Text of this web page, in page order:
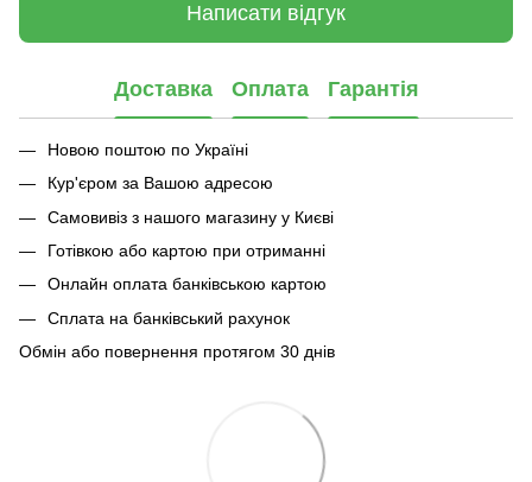
Написати відгук
Доставка Оплата Гарантія
Новою поштою по Україні
Кур'єром за Вашою адресою
Самовивіз з нашого магазину у Києві
Готівкою або картою при отриманні
Онлайн оплата банківською картою
Сплата на банківський рахунок
Обмін або повернення протягом 30 днів